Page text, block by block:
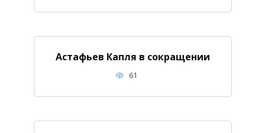
Астафьев Капля в сокращении
61